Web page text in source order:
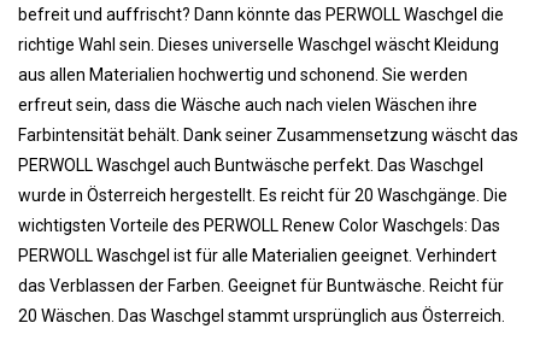
befreit und auffrischt? Dann könnte das PERWOLL Waschgel die
richtige Wahl sein. Dieses universelle Waschgel wäscht Kleidung
aus allen Materialien hochwertig und schonend. Sie werden
erfreut sein, dass die Wäsche auch nach vielen Wäschen ihre
Farbintensität behält. Dank seiner Zusammensetzung wäscht das
PERWOLL Waschgel auch Buntwäsche perfekt. Das Waschgel
wurde in Österreich hergestellt. Es reicht für 20 Waschgänge. Die
wichtigsten Vorteile des PERWOLL Renew Color Waschgels: Das
PERWOLL Waschgel ist für alle Materialien geeignet. Verhindert
das Verblassen der Farben. Geeignet für Buntwäsche. Reicht für
20 Wäschen. Das Waschgel stammt ursprünglich aus Österreich.